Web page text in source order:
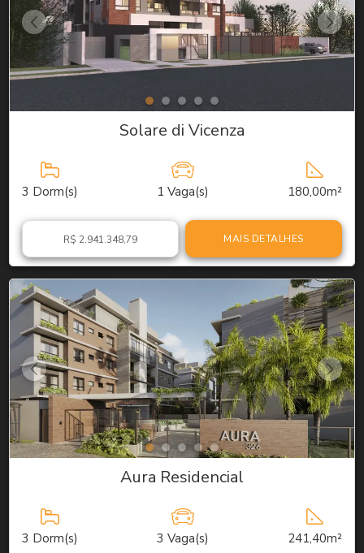
Solare di Vicenza
3 Dorm(s) 1 Vaga(s) 180,00m²
R$ 2.941.348,79 MAIS DETALHES
Aura Residencial
3 Dorm(s) 3 Vaga(s) 241,40m²